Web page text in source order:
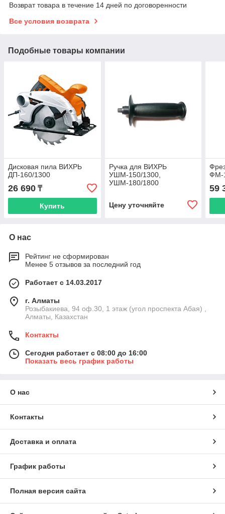
Возврат товара в течение 14 дней по договоренности
Все условия возврата
Подобные товары компании
Дисковая пила ВИХРЬ
ДП-160/1300
26 690 ₸
Купить
Ручка для ВИХРЬ
УШМ-150/1300,
УШМ-180/1800
Цену уточняйте
ФМ-
59
О нас
Рейтинг не сформирован
Менее 5 отзывов за последний год
Работает с 14.03.2017
г. Алматы
Розыбакиева, 94 оф.30, 1 этаж (угол проспекта Абая) ,
Алматы, Казахстан
Контакты
Сегодня работает с 08:00 до 16:00
Показать весь график работы
О нас
Контакты
Доставка и оплата
График работы
Полная версия сайта